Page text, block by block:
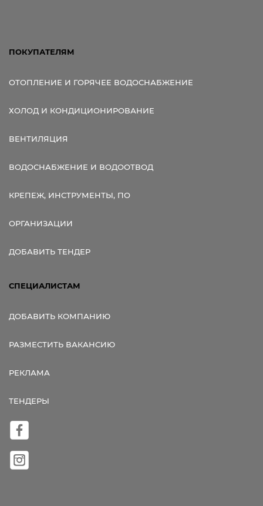
ПОКУПАТЕЛЯМ
ОТОПЛЕНИЕ И ГОРЯЧЕЕ ВОДОСНАБЖЕНИЕ
ХОЛОД И КОНДИЦИОНИРОВАНИЕ
ВЕНТИЛЯЦИЯ
ВОДОСНАБЖЕНИЕ И ВОДООТВОД
КРЕПЕЖ, ИНСТРУМЕНТЫ, ПО
ОРГАНИЗАЦИИ
ДОБАВИТЬ ТЕНДЕР
СПЕЦИАЛИСТАМ
ДОБАВИТЬ КОМПАНИЮ
РАЗМЕСТИТЬ ВАКАНСИЮ
РЕКЛАМА
ТЕНДЕРЫ